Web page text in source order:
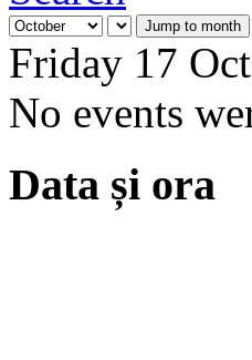
Jump to month
Friday 17
No events
Data și ora